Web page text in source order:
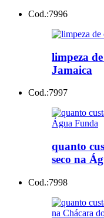
Cod.:7996
limpeza
Jamaica
Cod.:7997
quanto
seco na
Cod.:7998